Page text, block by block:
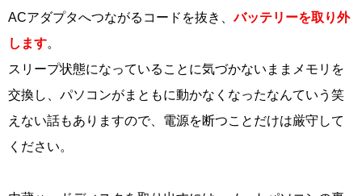
ACアダプタへつながるコードを抜き、バッテリーを取り外
します。
スリープ状態になっていることに気づかないままメモリを
交換し、パソコンがまともに動かなくなったなんていう笑
えない話もありますので、電源を断つことだけは厳守して
ください。